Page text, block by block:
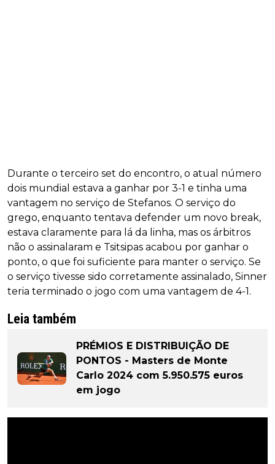
Durante o terceiro set do encontro, o atual número
dois mundial estava a ganhar por 3-1 e tinha uma
vantagem no serviço de Stefanos. O serviço do
grego, enquanto tentava defender um novo break,
estava claramente para lá da linha, mas os árbitros
não o assinalaram e Tsitsipas acabou por ganhar o
ponto, o que foi suficiente para manter o serviço. Se
o serviço tivesse sido corretamente assinalado, Sinner
teria terminado o jogo com uma vantagem de 4-1.
Leia também
PRÉMIOS E DISTRIBUIÇÃO DE
PONTOS - Masters de Monte
Carlo 2024 com 5.950.575 euros
em jogo